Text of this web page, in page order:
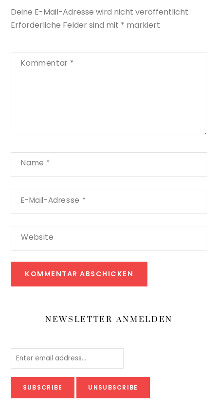
Deine E-Mail-Adresse wird nicht veröffentlicht.
Erforderliche Felder sind mit * markiert
Kommentar *
Name *
E-Mail-Adresse *
Website
NEWSLETTER ANMELDEN